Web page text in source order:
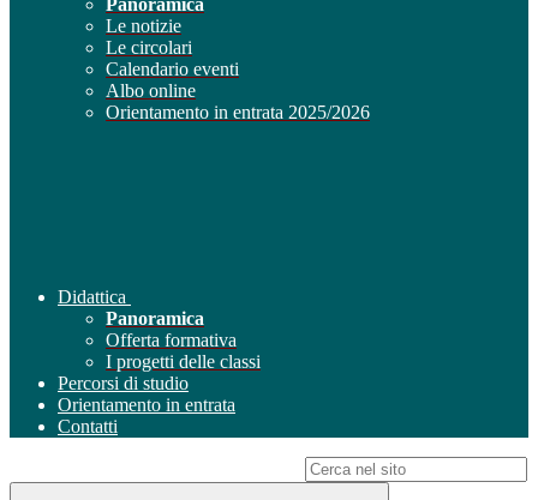
Panoramica
Le notizie
Le circolari
Calendario eventi
Albo online
Orientamento in entrata 2025/2026
Didattica
Panoramica
Offerta formativa
I progetti delle classi
Percorsi di studio
Orientamento in entrata
Contatti